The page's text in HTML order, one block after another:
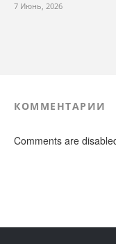
7 Июнь, 2026
КОММЕНТАРИИ
Comments are